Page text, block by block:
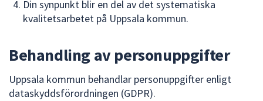
Din synpunkt blir en del av det systematiska
kvalitetsarbetet på Uppsala kommun.
Behandling av personuppgifter
Uppsala kommun behandlar personuppgifter enligt
dataskyddsförordningen (GDPR).